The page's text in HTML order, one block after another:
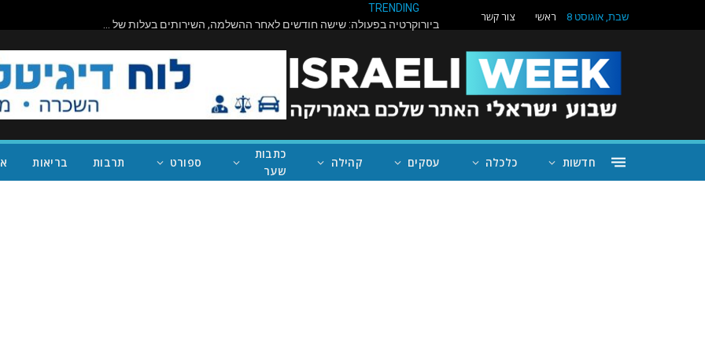
שבת, אוגוסט 8 ראשי צור קשר
TRENDING
ביורוקרטיה בפעולה: שישה חודשים לאחר ההשלמה, השירותים בעלות של מיליון דולר בראניון קניון – במחוז של נית'יה ראמן – עדיין סגורים
חדשות כלכלה עסקים קהילה
כתבות
שער
ספורט תרבות בריאות